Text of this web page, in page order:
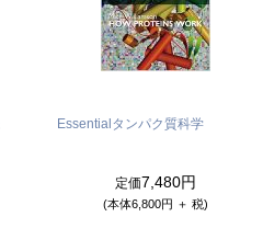
Essentialタンパク質科学
定価7,480円
(本体6,800円 ＋ 税)